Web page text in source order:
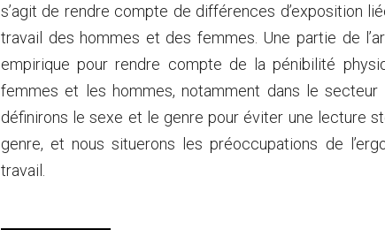
s’agit de rendre compte de différences d’exposition
travail des hommes et des femmes. Une partie de
empirique pour rendre compte de la pénibilité
femmes et les hommes, notamment dans le secteur
définirons le sexe et le genre pour éviter une lecture
genre, et nous situerons les préoccupations de
travail.